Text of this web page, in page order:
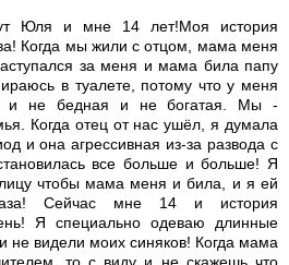
Юля и мне 14 лет!Моя история
Когда мы жили с отцом, мама меня
за меня и мама била папу
в туалете, потому что у меня
и не бедная и не богатая. Мы -
Когда отец от нас ушёл, я думала
и она агрессивная из-за развода с
все больше и больше! Я
чтобы мама меня и била, и я ей
Сейчас мне 14 и история
Я специально одеваю длинные
не видели моих синяков! Когда мама
то с виду и не скажешь что